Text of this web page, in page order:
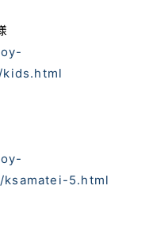
5.html